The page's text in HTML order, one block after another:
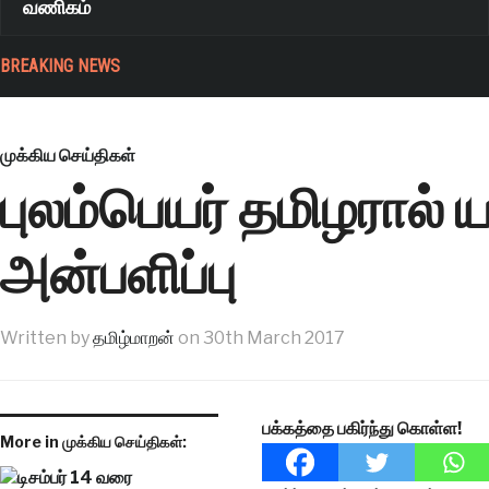
வணிகம்
BREAKING NEWS
முக்கிய செய்திகள்
புலம்பெயர்
அன்பளிப்பு
Written byதமிழ்மாறன் on 30th March 2017
More in முக்கிய செய்திகள்:
பக்கத்தை பகிர்ந்து கொள்ள!